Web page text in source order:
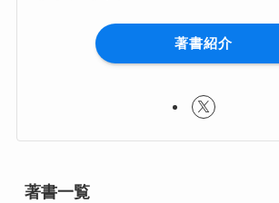
著書紹介
著書一覧